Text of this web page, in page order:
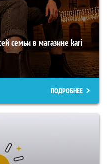
семьи в магазине kari
ПОДРОБНЕЕ